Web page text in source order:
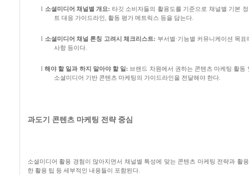
l 소셜미디어 채널별 개요: 타깃 소비자들의 활용도를 기준으로 채널별 기본
트 대응 가이드라인, 활동 평가 메트릭스 등을 담는다.
l 소셜미디어 채널 론칭 고려시 체크리스트: 부서별 ·기능별 커뮤니케이션 목
사항 등이다.
l 해야 할 일과 하지 말아야 할 일 : 브랜드 차원에서 권하는 콘텐츠 마케팅 활동
소셜미디어 기반 콘텐츠 마케팅의 가이드라인을 전달해야 한다.
과도기 콘텐츠 마케팅 전략 중심
소셜미디어 활용 경험이 많아지면서 채널별 특성에 맞는 콘텐츠 마케팅 전략과 활
한 활용 팁 등 세부적인 내용들이 포함된다.